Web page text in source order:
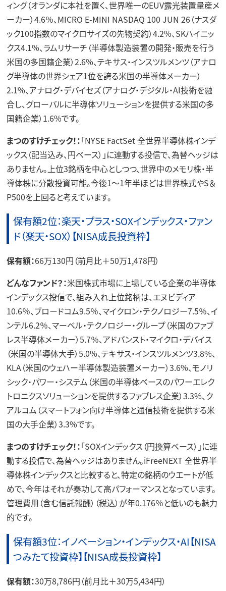
ィング（オランダに本社を置く、世界唯一のEUV露光装置量産メ
ーカー）4.6％、MICRO E-MINI NASDAQ 100 JUN 26（ナスダ
ック100指数のマイクロサイズの先物契約）4.2%、SKハイニッ
クス4.1%、ラムリサーチ（半導体製造装置の開発・販売を行う
米国の多国籍企業）2.6%、テキサス・インスツルメンツ（アナロ
グ半導体の世界シェア1位を誇る米国の半導体メーカー）
2.1%、アナログ・デバイセズ（アナログ・デジタル・AI技術を融
合し、グローバルに半導体ソリューションを提供する米国の多
国籍企業）1.6%です。
まつのすけチェック！：「NYSE FactSet 全世界半導体株インデ
ックス（配当込み、円ベース）」に連動する投信で、為替ヘッジは
ありません。上位3銘柄を中心としつつ、世界中のメモリ株・半
導体株に分散投資可能。今後1～1年半ほどは世界株式やS＆
P500を上回ると考えています。
保有額2位：楽天・プラス・SOXインデックス・ファン
ド（楽天・SOX）【NISA成長投資枠】
保有額：66万130円（前月比＋50万1,478円）
どんなファンド？：米国株式市場に上場している企業の半導体
インデックス投信で、組み入れ上位銘柄は、エヌビディア
10.6％、ブロードコム9.5％、マイクロン・テクノロジー7.5％、イ
ンテル6.2％、マーベル・テクノロジー・グループ（米国のファブ
レス半導体メーカー）5.7％、アドバンスト・マイクロ・デバイス
（米国の半導体大手）5.0%、テキサス・インスツルメンツ3.8%、
KLA（米国のウェハー半導体製造装置メーカー）3.6%、モノリ
シック・パワー・システム（米国の半導体ベースのパワーエレク
トロニクスソリューションを提供するファブレス企業）3.3%、ク
アルコム（スマートフォン向け半導体と通信技術を提供する米
国の大手企業）3.3%です。
まつのすけチェック！：「SOXインデックス（円換算ベース）」に連
動する投信で、為替ヘッジはありません。iFreeNEXT 全世界半
導体株インデックスと比較すると、特定の銘柄のウエートが低
めで、今年はそれが奏功して高パフォーマンスとなっています。
管理費用（含む信託報酬）（税込）が年0.176％と低いのも魅力
的です。
保有額3位：イノベーション・インデックス・AI【NISA
つみたて投資枠】【NISA成長投資枠】
保有額：30万8,786円（前月比＋30万5,434円）